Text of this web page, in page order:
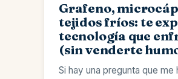
Grafeno,
tejidos fríos: te
tecnología que
(sin venderte
Si hay una pregunta que